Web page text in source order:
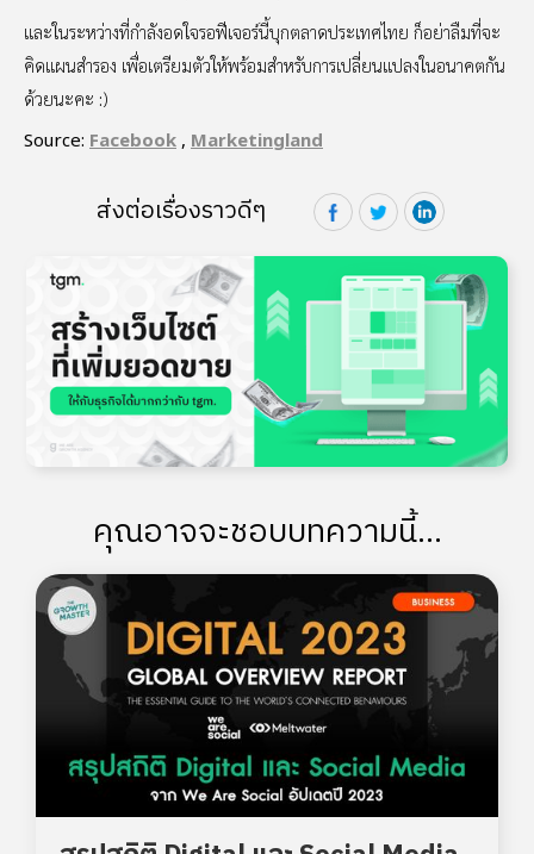
และในระหว่างที่กำลังอดใจรอฟีเจอร์นี้บุกตลาดประเทศไทย ก็อย่าลืมที่จะ
คิดแผนสำรอง เพื่อเตรียมตัวให้พร้อมสำหรับการเปลี่ยนแปลงในอนาคตกัน
ด้วยนะคะ :)
Source: Facebook, Marketingland
ส่งต่อเรื่องราวดีๆ
คุณอาจจะชอบบทความนี้...